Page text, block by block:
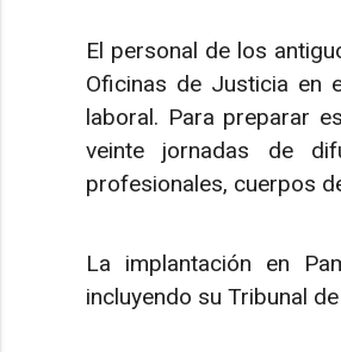
El personal de los
Oficinas de Justicia en
laboral. Para preparar
veinte jornadas de
profesionales, cuerpos
La implantación en
incluyendo su Tribunal